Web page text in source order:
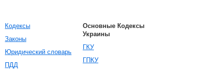
Кодексы
Законы
Юридический словарь
ПДД
Основные Кодексы
Украины
ГКУ
ГПКУ